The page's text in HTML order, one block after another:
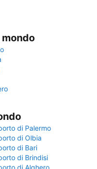
di Palermo
di Olbia
di Bari
di Brindisi
di Alghero